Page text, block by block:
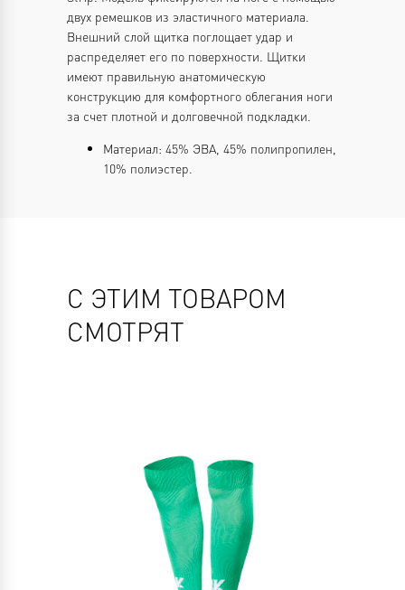
двух ремешков из эластичного материала.
Внешний слой щитка поглощает удар и
распределяет его по поверхности. Щитки
имеют правильную анатомическую
конструкцию для комфортного облегания ноги
за счет плотной и долговечной подкладки.
Материал: 45% ЭВА, 45% полипропилен,
10% полиэстер.
С ЭТИМ ТОВАРОМ
СМОТРЯТ